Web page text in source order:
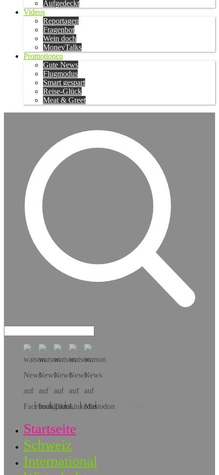
Aufgedeckt
Videos
Reportagen
Fragenbot
Wein doch
MoneyTalks
Promotionen
Gute News
Flugmodus
Smart gespart
Reise-Glück
Meat & Greet
Hol dir die App!
Startseite
Schweiz
International